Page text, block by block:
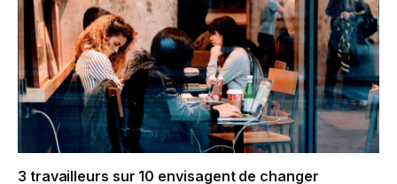
3 travailleurs sur 10 envisagent de changer